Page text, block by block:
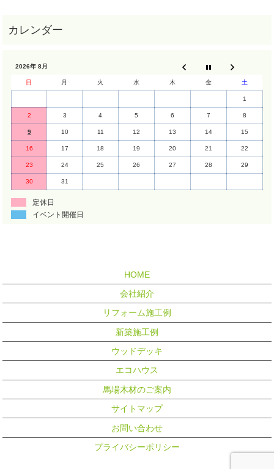
2026年 8月
日 月 火 水 木 金 土
1
2 3 4 5 6 7 8
9 10 11 12 13 14 15
16 17 18 19 20 21 22
23 24 25 26 27 28 29
30 31
定休日
イベント開催日
HOME
会社紹介
リフォーム施工例
新築施工例
ウッドデッキ
エコハウス
馬場木材のご案内
サイトマップ
お問い合わせ
プライバシーポリシー